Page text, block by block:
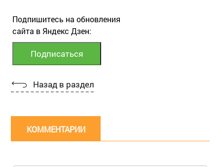
Подпишитесь на обновления
сайта в Яндекс Дзен:
Назад в раздел
КОММЕНТАРИИ